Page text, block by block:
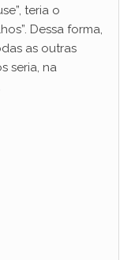
teria o
Dessa forma,
as outras
seria, na